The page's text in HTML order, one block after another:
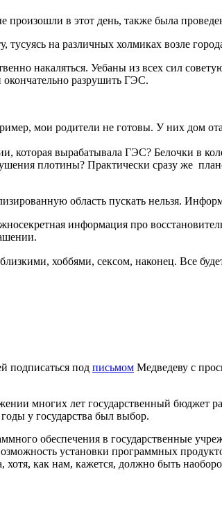
произошли в этот день, также была
на различных холмиках возле
накаляться. Уебаны из всех сил
окончательно разрушить ГЭС.
мои родители не готовы. У них дом
которая вырабатывала ГЭС? Белочки в
плотины? Практически сразу же
область пускать нельзя.
информация про
хоббями, сексом, наконец. Все
подписаться под письмом Медведеву с
многих лет государственный бюджет
у государства был выбор.
обеспечения в государственные
установки программных
хотя, как нам, кажется, должно быть